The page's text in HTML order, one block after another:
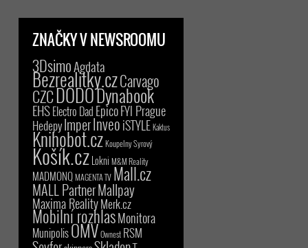
ZNAČKY V NEWSROOMU
3DsimoAgdata
Bezrealitky.czCarvago
CZCDODODynabook
EHSElectro Dad EpicoFYI Prague
HedepyImperInveoiSTYLE Kaktus
Knihobot.czKoupelny Syrový
Košík.czLokni M&M Reality
MADMONQMAGENTA TV Mall.cz
MALL PartnerMallpay
Maxima RealityMerk.cz
Mobilní rozhlasMonitora
MunipolisOMVOwnest RSM